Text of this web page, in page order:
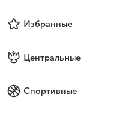
Избранные
Центральные
Спортивные